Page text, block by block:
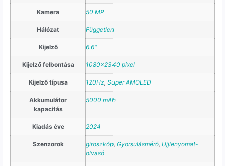
Kamera 50 MP
Hálózat Független
Kijelző 6.6"
Kijelző felbontása 1080×2340 pixel
Kijelző típusa 120Hz, Super AMOLED
Akkumulátor
kapacitás
5000 mAh
Kiadás éve 2024
Szenzorok giroszkóp, Gyorsulásmérő, Ujjlenyomat-
olvasó